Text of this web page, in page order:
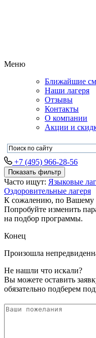
Меню
Ближайшие
Наши лагеря
Отзывы
Контакты
О компании
Акции и
+7 (495) 966-28-56
Показать фильтр
Часто ищут: Языковые
Оздоровительные лагеря
К сожалению, по Вашему
Попробуйте изменить
на подбор программы.
Конец
Произошла
Не нашли что искали?
Вы можете оставить
обязательно подберем